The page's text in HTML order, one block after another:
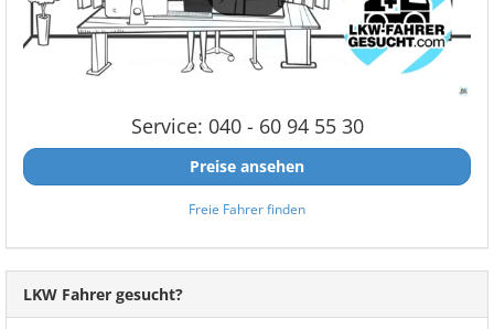
Service: 040 - 60 94 55 30
Preise ansehen
Freie Fahrer finden
LKW Fahrer gesucht?